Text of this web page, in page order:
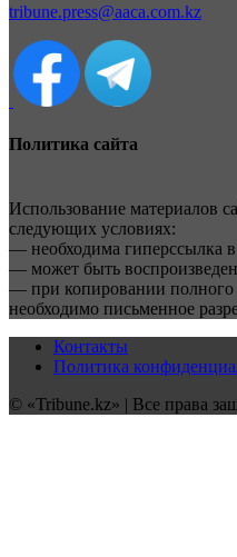
tribune.press@aaca.com.kz
Политика сайта
Использование материалов
следующих условиях:
— необходима гиперссылка в
— может быть
— при копировании полного
необходимо письменное
Контакты
Политика
© «Tribune.kz» | Все права